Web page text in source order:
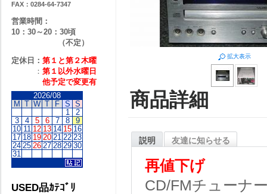
拡大表示
商品詳細
説明 友達に知らせる
再値下げ
CD/FMチューナ
FAX：0284-64-7347
営業時間：
10：30～20：30頃
（不定）
定休日： 第１と第２木曜
： 第１以外水曜日
他予定で変更有
2026/08
M T W T F S S
1
2
3
4 5 6 7 8
9
10 11 12 13 14 15 16
17 18 19 20 21 22 23
24 25 26 27 28 29 30
31
USED品ｶﾃｺﾞﾘ